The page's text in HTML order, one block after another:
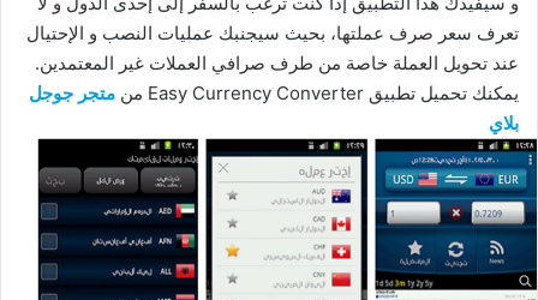
تعرف سعر صرف عملتها، بحيث سيجنبك عمليات النصب و الإحتيال
عند تحويل العملة خاصة من طرف صرافي العملات غير المعتمدين.
يمكنك تحميل تطبيق Easy Currency Converter من
متجر جوجل
بلاي